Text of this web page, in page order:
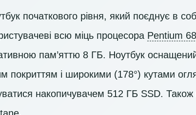
початкового рівня, який поєднує в
всю міць процесора Pentium
пам’яттю 8 ГБ. Ноутбук
покриттям і широкими (178°) кутами
накопичувачем 512 ГБ SSD. Також